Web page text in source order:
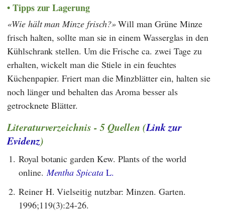
Tipps zur Lagerung
Wie hält man Minze frisch? Will man Grüne Minze
frisch halten, sollte man sie in einem Wasserglas in den
Kühlschrank stellen. Um die Frische ca. zwei Tage zu
erhalten, wickelt man die Stiele in ein feuchtes
Küchenpapier. Friert man die Minzblätter ein, halten sie
noch länger und behalten das Aroma besser als
getrocknete Blätter.
Literaturverzeichnis - 5 Quellen (Link zur
Evidenz)
1. Royal botanic garden Kew. Plants of the world
online.Mentha SpicataL.
2. Reiner H. Vielseitig nutzbar: Minzen. Garten.
1996;119(3):24-26.